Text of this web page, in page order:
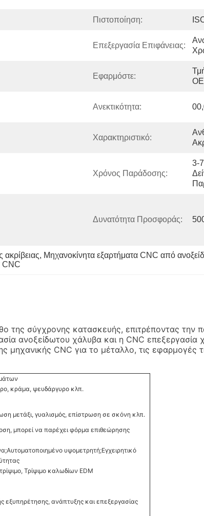
Πιστοποίηση:
Επεξεργασία Επιφάνειας:
Εφαρμόστε:
Ανεκτικότητα:
Χαρακτηριστικό:
Χρόνος Παράδοσης:
3-
Δυνατότητα Προσφοράς:
, Μηχανοκίνητα εξαρτήματα CNC από
CNC
της σύγχρονης κατασκευής, επιτρέποντας
ανοξείδωτου χάλυβα και η CNC επεξεργασία
μηχανικής CNC για το μέταλλο, τις εφαρμογές
κράμα, ψευδάργυρο κλπ.
μετάξι, γυαλισμός, επίστρωση σε σκόνη κλπ.
μπορεί να παρέχει φόρμα επιθεώρησης
υψομετρητή;Εγχειρητικό
Τρίψιμο καλωδίων EDM
εξυπηρέτησης, ανάπτυξης και επεξεργασίας